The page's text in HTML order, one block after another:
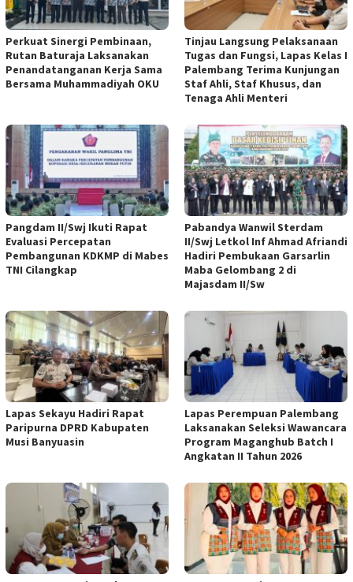
Perkuat Sinergi Pembinaan,
Rutan Baturaja Laksanakan
Penandatanganan Kerja Sama
Bersama Muhammadiyah OKU
Tinjau Langsung Pelaksanaan
Tugas dan Fungsi, Lapas Kelas I
Palembang Terima Kunjungan
Staf Ahli, Staf Khusus, dan
Tenaga Ahli Menteri
Pangdam II/Swj Ikuti Rapat
Evaluasi Percepatan
Pembangunan KDKMP di Mabes
TNI Cilangkap
Pabandya Wanwil Sterdam
II/Swj Letkol Inf Ahmad Afriandi
Hadiri Pembukaan Garsarlin
Maba Gelombang 2 di
Majasdam II/Sw
Lapas Sekayu Hadiri Rapat
Paripurna DPRD Kabupaten
Musi Banyuasin
Lapas Perempuan Palembang
Laksanakan Seleksi Wawancara
Program Maganghub Batch I
Angkatan II Tahun 2026